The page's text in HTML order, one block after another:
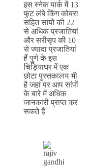
इस स्नेक पार्क में 13
फुट लंबे किंग कोबरा
सहित सांपों की 22
से अधिक प्रजातियां
और सरीसृप की 10
से ज्यादा प्रजातियां
हैं पुणे के इस
चिड़ियाघर में एक
छोटा पुस्तकालय भी
है जहां पर आप सांपों
के बारे में अधिक
जानकारी प्राप्त कर
सकते हैं